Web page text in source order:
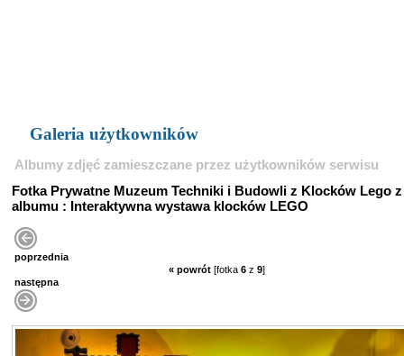
Galeria użytkowników
Albumy zdjęć zamieszczane przez użytkowników serwisu
Fotka Prywatne Muzeum Techniki i Budowli z Klocków Lego z
albumu : Interaktywna wystawa klocków LEGO
poprzednia
« powrót [fotka 6 z 9]
następna